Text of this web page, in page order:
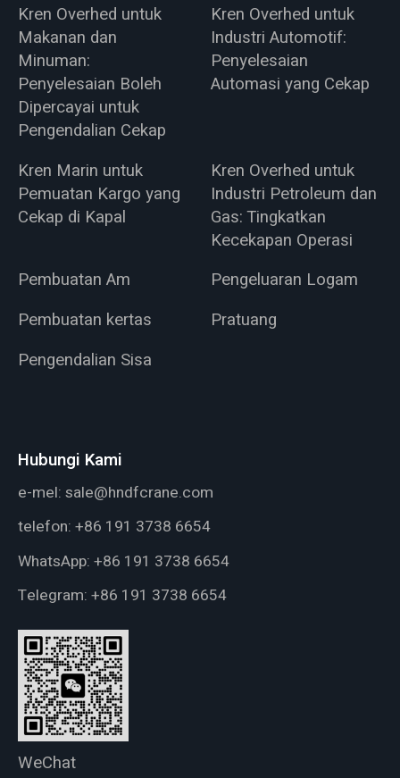
Kren Overhed untuk
Makanan dan
Minuman:
Penyelesaian Boleh
Dipercayai untuk
Pengendalian Cekap
Kren Overhed untuk
Industri Automotif:
Penyelesaian
Automasi yang Cekap
Kren Marin untuk
Pemuatan Kargo yang
Cekap di Kapal
Kren Overhed untuk
Industri Petroleum dan
Gas: Tingkatkan
Kecekapan Operasi
Pembuatan Am
Pengeluaran Logam
Pembuatan kertas
Pratuang
Pengendalian Sisa
Hubungi Kami
e-mel: sale@hndfcrane.com
telefon: +86 191 3738 6654
WhatsApp: +86 191 3738 6654
Telegram: +86 191 3738 6654
WeChat